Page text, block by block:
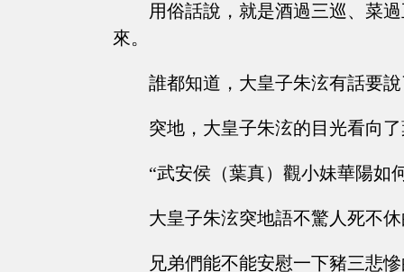
用俗話說，就是酒過三巡、菜
來。
誰都知道，大皇子朱泫有話要
突地，大皇子朱泫的目光看向
“武安侯（葉真）觀小妹華陽如
大皇子朱泫突地語不驚人死不
兄弟們能不能安慰一下豬三悲